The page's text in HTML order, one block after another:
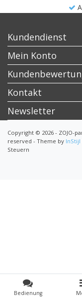
Kundendienst
Mein Konto
Kontakt
Newsletter
Copyright © 2026 - ZOJO-
reserved - Theme by InStijl
Steuern
Bedienung